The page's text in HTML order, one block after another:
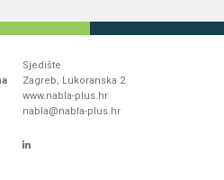
Sjedište
Zagreb, Lukoranska 2
www.nabla-plus.hr
nabla@nabla-plus.hr